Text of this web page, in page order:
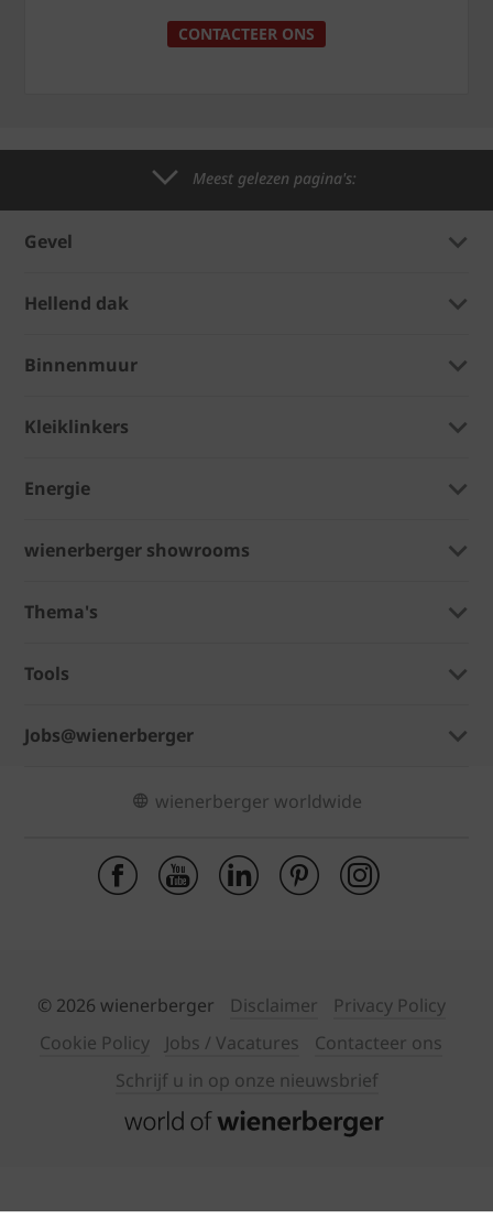
CONTACTEER ONS
Meest gelezen pagina's:
Gevel
Hellend dak
Binnenmuur
Kleiklinkers
Energie
wienerberger showrooms
Thema's
Tools
Jobs@wienerberger
wienerberger worldwide
© 2026 wienerberger Disclaimer
Privacy Policy
Cookie Policy
Jobs / Vacatures
Contacteer ons
Schrijf u in op onze nieuwsbrief